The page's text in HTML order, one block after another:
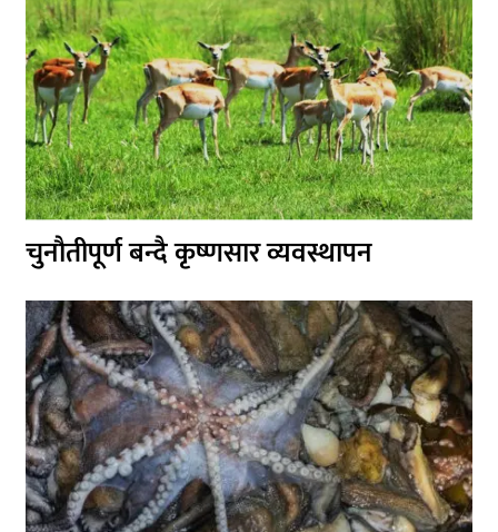
चुनौतीपूर्ण बन्दै कृष्णसार व्यवस्थापन